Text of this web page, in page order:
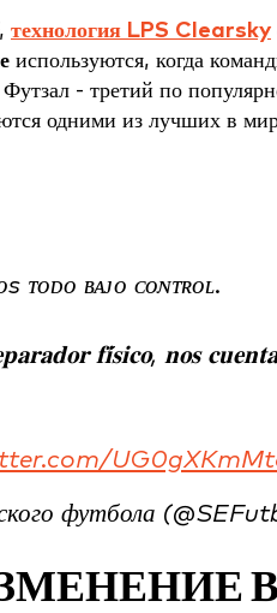
технология LPS Clearsky
используются, когда
- третий по
одними из лучших в
ᴛᴏᴅᴏ ʙᴀᴊᴏ ᴄᴏɴᴛʀᴏʟ.
𝐟𝐢́𝐬𝐢𝐜𝐨, 𝐧𝐨𝐬
футбола